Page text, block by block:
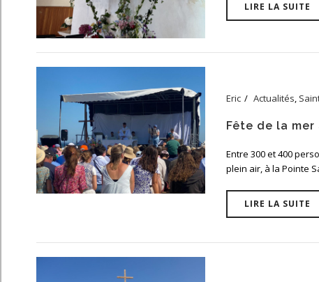
LIRE LA SUITE
Eric Actualités,
Fête de la
Entre 300 et 400
plein air, à la Pointe
LIRE LA SUITE